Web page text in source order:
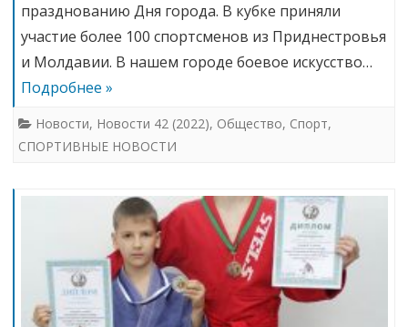
празднованию Дня города. В кубке приняли
участие более 100 спортсменов из Приднестровья
и Молдавии. В нашем городе боевое искусство…
Подробнее »
Новости, Новости 42 (2022), Общество, Спорт,
СПОРТИВНЫЕ НОВОСТИ